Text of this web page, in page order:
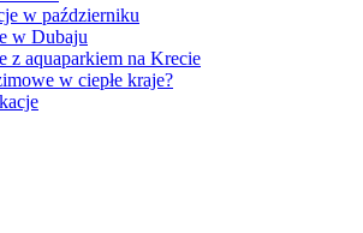
w październiku
w Dubaju
z aquaparkiem na Krecie
w ciepłe kraje?